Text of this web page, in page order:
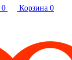
0 Корзина 0